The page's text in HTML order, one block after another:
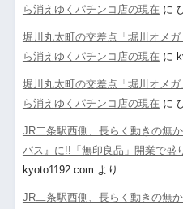
ら消えゆくパチンコ店の現在 に
堀川丸太町の交差点「堀川オメ
ら消えゆくパチンコ店の現在 に
堀川丸太町の交差点「堀川オメ
ら消えゆくパチンコ店の現在 に
JR二条駅西側、長らく動きの無
パス』に!!「無印良品」開業で盛
kyoto1192.com より
JR二条駅西側、長らく動きの無